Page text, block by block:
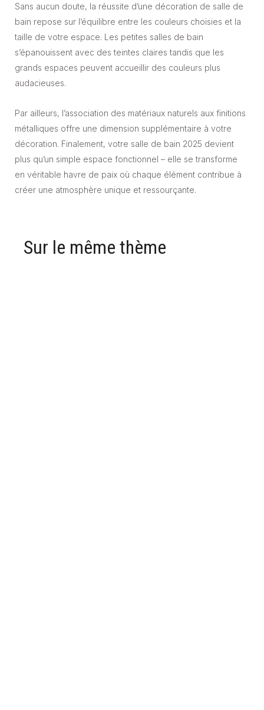
Sans aucun doute, la réussite d’une décoration de salle de
bain repose sur l’équilibre entre les couleurs choisies et la
taille de votre espace. Les petites salles de bain
s’épanouissent avec des teintes claires tandis que les
grands espaces peuvent accueillir des couleurs plus
audacieuses.
Par ailleurs, l’association des matériaux naturels aux finitions
métalliques offre une dimension supplémentaire à votre
décoration. Finalement, votre salle de bain 2025 devient
plus qu’un simple espace fonctionnel – elle se transforme
en véritable havre de paix où chaque élément contribue à
créer une atmosphère unique et ressourçante.
Sur le même thème